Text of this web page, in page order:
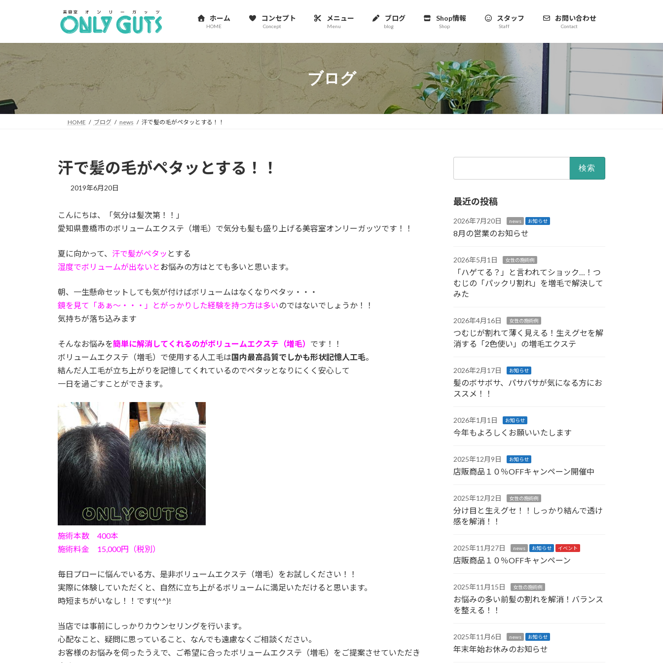
ン
へ
ッ
プ
ー
ョ
移
動
ホーム
HOME
コンセプト
Concept
メニュー
Menu
ブログ
blog
Shop情報
Shop
スタッフ
Staff
お問い合わせ
Contact
ブログ
HOME ブログ news 汗で髪の毛がペタッとする！！
汗で髪の毛がペタッとする！！
2019年6月20日
こんにちは、「気分は髪次第！！」
愛知県豊橋市のボリュームエクステ（増毛）で気分も髪も盛り上げる美容室オンリーガッツです！！
夏に向かって、 汗で髪がペタッ とする
湿度でボリュームが出ないと お悩みの方はとても多いと思います。
朝、一生懸命セットしても気が付けばボリュームはなくなりペタッ・・・
鏡を見て「あぁ～・・・」とがっかりした経験を持つ方は多いのではないでしょうか！！
気持ちが落ち込みます
そんなお悩みを簡単に解消してくれるのがボリュームエクステ（増毛） です！！
ボリュームエクステ（増毛）で使用する人工毛は 国内最高品質でしかも形状記憶人工毛。
結んだ人工毛が立ち上がりを記憶してくれているのでペタッとなりにくく安心して
一日を過ごすことができます。
施術本数 400本
施術料金 15,000円（税別）
毎日プローに悩んでいる方、是非ボリュームエクステ（増毛）をお試しください！！
実際に体験していただくと、自然に立ち上がるボリュームに満足いただけると思います。
時短まちがいなし！！です!(^^)!
当店では事前にしっかりカウンセリングを行います。
心配なこと、疑問に思っていること、なんでも遠慮なくご相談ください。
お客様のお悩みを伺ったうえで、ご希望に合ったボリュームエクステ（増毛）をご提案させていただき
最近の投稿
2026年7月20日 news お知らせ
8月の営業のお知らせ
2026年5月1日 女性の施術例
「ハゲてる？」と言われてショック…！つ
むじの「パックリ割れ」を増毛で解決して
みた
2026年4月16日 女性の施術例
つむじが割れて薄く見える！生えグセを解
消する「2色使い」の増毛エクステ
2026年2月17日 お知らせ
髪のボサボサ、パサパサが気になる方にお
ススメ！！
2026年1月1日 お知らせ
今年もよろしくお願いいたします
2025年12月9日 お知らせ
店販商品１０％OFFキャンペーン開催中
2025年12月2日 女性の施術例
分け目と生えグセ！！しっかり結んで透け
感を解消！！
2025年11月27日 news お知らせ イベント
店販商品１０％OFFキャンペーン
2025年11月15日 女性の施術例
お悩みの多い前髪の割れを解消！バランス
を整える！！
2025年11月6日 news お知らせ
年末年始お休みのお知らせ